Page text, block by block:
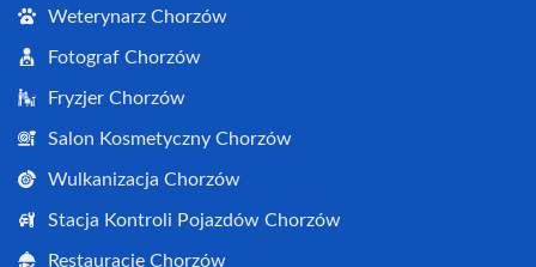
Weterynarz Chorzów
Fotograf Chorzów
Fryzjer Chorzów
Salon Kosmetyczny Chorzów
Wulkanizacja Chorzów
Stacja Kontroli Pojazdów Chorzów
Restauracje Chorzów